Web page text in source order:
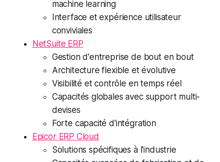
machine learning
Interface et expérience utilisateur
conviviales
NetSuite ERP
Gestion d'entreprise de bout en bout
Architecture flexible et évolutive
Visibilité et contrôle en temps réel
Capacités globales avec support multi-
devises
Forte capacité d'intégration
Epicor ERP Cloud
Solutions spécifiques à l'industrie